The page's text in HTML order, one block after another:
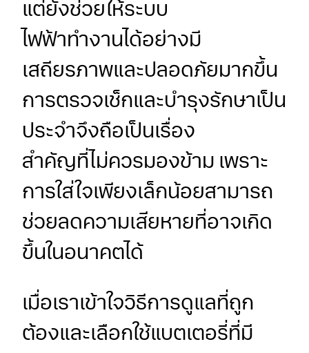
แต่ยังช่วยให้ระบบ
ไฟฟ้าทำงานได้อย่างมี
เสถียรภาพและปลอดภัยมากขึ้น
การตรวจเช็กและบำรุงรักษาเป็น
ประจำจึงถือเป็นเรื่อง
สำคัญที่ไม่ควรมองข้าม เพราะ
การใส่ใจเพียงเล็กน้อยสามารถ
ช่วยลดความเสียหายที่อาจเกิด
ขึ้นในอนาคตได้
เมื่อเราเข้าใจวิธีการดูแลที่ถูก
ต้องและเลือกใช้แบตเตอรี่ที่มี